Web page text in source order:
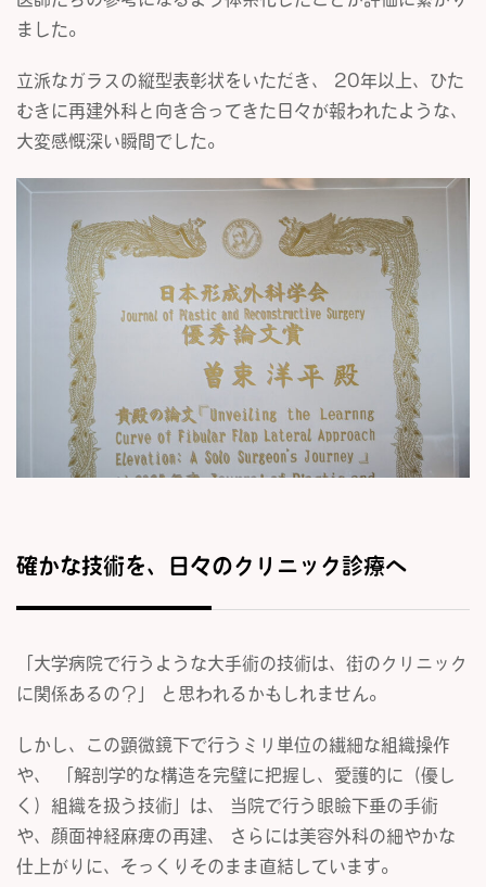
ました。
立派なガラスの縦型表彰状をいただき、 20年以上、ひた
むきに再建外科と向き合ってきた日々が報われたような、
大変感慨深い瞬間でした。
確かな技術を、日々のクリニック診療へ
「大学病院で行うような大手術の技術は、街のクリニック
に関係あるの？」 と思われるかもしれません。
しかし、この顕微鏡下で行うミリ単位の繊細な組織操作
や、 「解剖学的な構造を完璧に把握し、愛護的に（優し
く）組織を扱う技術」は、 当院で行う眼瞼下垂の手術
や、顔面神経麻痺の再建、 さらには美容外科の細やかな
仕上がりに、そっくりそのまま直結しています。